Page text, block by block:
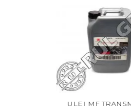
ULEI MF TRANSMISIE